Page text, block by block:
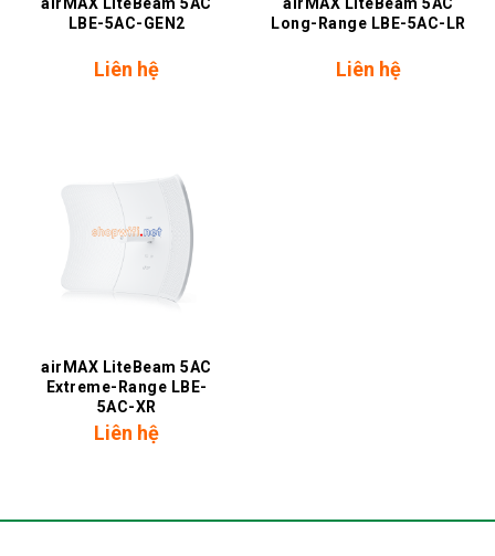
LBE-5AC-GEN2
Liên hệ
Long-Range LBE-5AC-LR
Liên hệ
airMAX LiteBeam 5AC
Extreme-Range LBE-
5AC-XR
Liên hệ